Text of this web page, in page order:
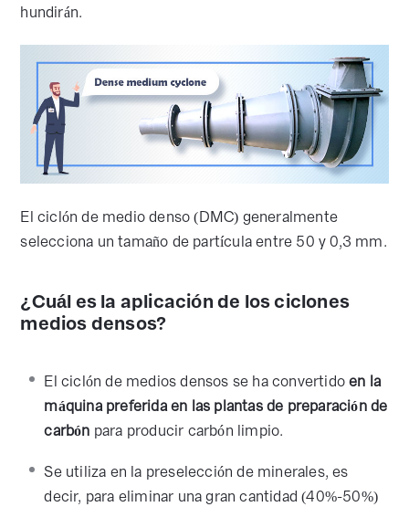
hundirán.
El ciclón de medio denso (DMC) generalmente
selecciona un tamaño de partícula entre 50 y 0,3 mm.
¿Cuál es la aplicación de los ciclones
medios densos?
El ciclón de medios densos se ha convertidoen la
máquina preferida en las plantas de preparación de
carbón para producir carbón limpio.
Se utiliza en la preselección de minerales, es
decir, para eliminar una gran cantidad (40%-50%)